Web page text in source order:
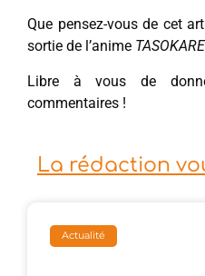
Que pensez-vous de cet
sortie de l’anime
Libre à vous de
commentaires !
La rédaction
Actualité